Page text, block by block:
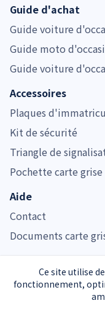
Ce site utilise
fonctionnement,
Guide d'achat
Guide voiture
Guide moto
Guide voiture
Accessoires
Plaques
Kit de sécurité
Triangle de
Pochette carte grise
Aide
Contact
Documents carte
Immatriculer.com est
Service carte grise